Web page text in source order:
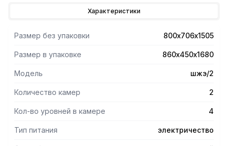
Характеристики
Размер без упаковки 800х706х1505
Размер в упаковке 860х450х1680
Модель шжэ/2
Количество камер 2
Кол-во уровней в камере 4
Тип питания электричество